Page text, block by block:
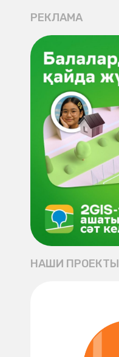
РЕКЛАМА
НАШИ ПРОЕКТЫ